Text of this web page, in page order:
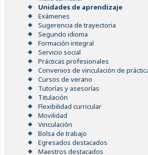
Unidades de aprendizaje
Exámenes
Sugerencia de trayectoria
Segundo idioma
Formación integral
Servicio social
Prácticas profesionales
Convenios de vinculación de
Cursos de verano
Tutorías y asesorías
Titulación
Flexibilidad curricular
Movilidad
Vinculación
Bolsa de trabajo
Egresados destacados
Maestros destacados